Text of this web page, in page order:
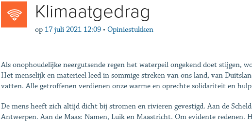
Klimaatgedrag
op 17 juli 2021 12:09 • Opiniestukken
Als onophoudelijke neergutsende regen het waterpeil ongekend doet stijgen,
Het menselijk en materieel leed in sommige streken van ons land, van
vatten. Alle getroffenen verdienen onze warme en oprechte solidariteit en
De mens heeft zich altijd dicht bij stromen en rivieren gevestigd. Aan de
Antwerpen. Aan de Maas: Namen, Luik en Maastricht. Om evidente redenen.